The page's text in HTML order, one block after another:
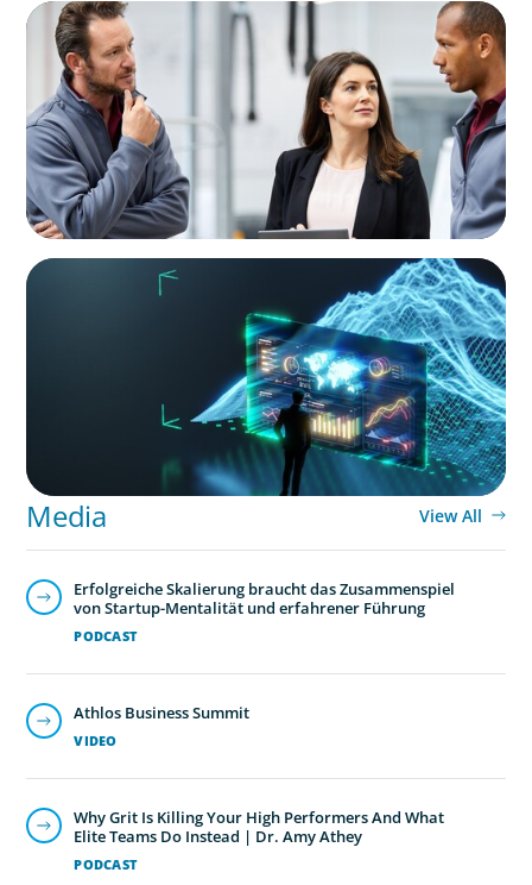
ARTICLES & PAPERS
A Regional CEO Search to Realise U.S. Market
Potential for a European Family-Owned
Business
ARTICLES & PAPERS
Navigating Uncertainty: AI Drives an Inflection
Point for the Global Economy
Media View All
PODCAST
Erfolgreiche Skalierung braucht das Zusammenspiel
von Startup-Mentalität und erfahrener Führung
VIDEO
Athlos Business Summit
PODCAST
Why Grit Is Killing Your High Performers And What
Elite Teams Do Instead | Dr. Amy Athey